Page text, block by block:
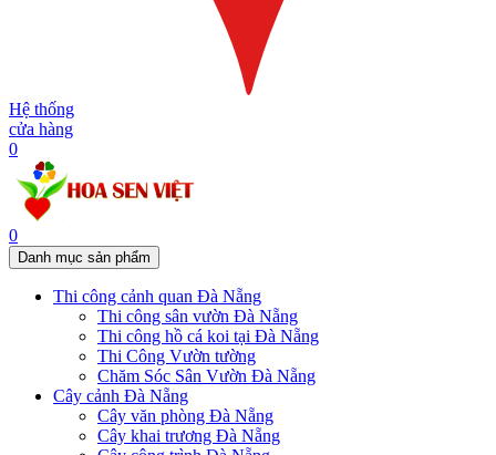
Hệ thống
cửa hàng
0
0
Danh mục sản phẩm
Thi công cảnh quan Đà Nẵng
Thi công sân vườn Đà Nẵng
Thi công hồ cá koi tại Đà Nẵng
Thi Công Vườn tường
Chăm Sóc Sân Vườn Đà Nẵng
Cây cảnh Đà Nẵng
Cây văn phòng Đà Nẵng
Cây khai trương Đà Nẵng